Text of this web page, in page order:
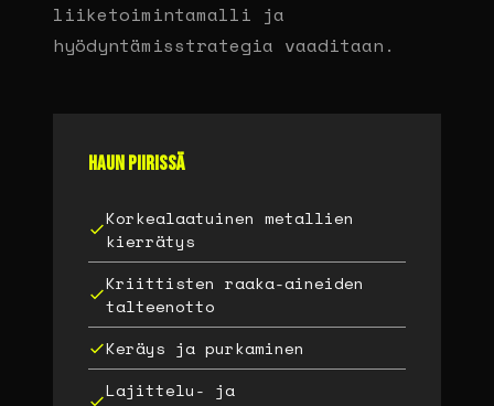
liiketoimintamalli ja
hyödyntämisstrategia vaaditaan.
Haun piirissä
Korkealaatuinen metallien
kierrätys
Kriittisten raaka-aineiden
talteenotto
Keräys ja purkaminen
Lajittelu- ja